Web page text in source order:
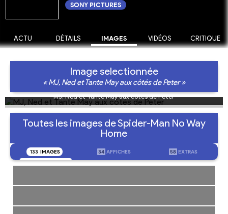
SONY PICTURES
ACTU DÉTAILS IMAGES VIDÉOS CRITIQUE
Image selectionnée
« MJ, Ned et Tante May aux côtés de Peter »
MJ, Ned et Tante May aux côtés de Peter
Toutes les images de Spider-Man No Way
Home
133 IMAGES 34 AFFICHES 58 EXTRAS